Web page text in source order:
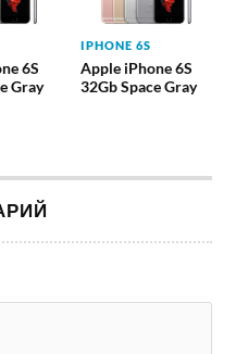
6S
Gray
IPHONE 6S
Apple iPhone 6S
32Gb Space Gray